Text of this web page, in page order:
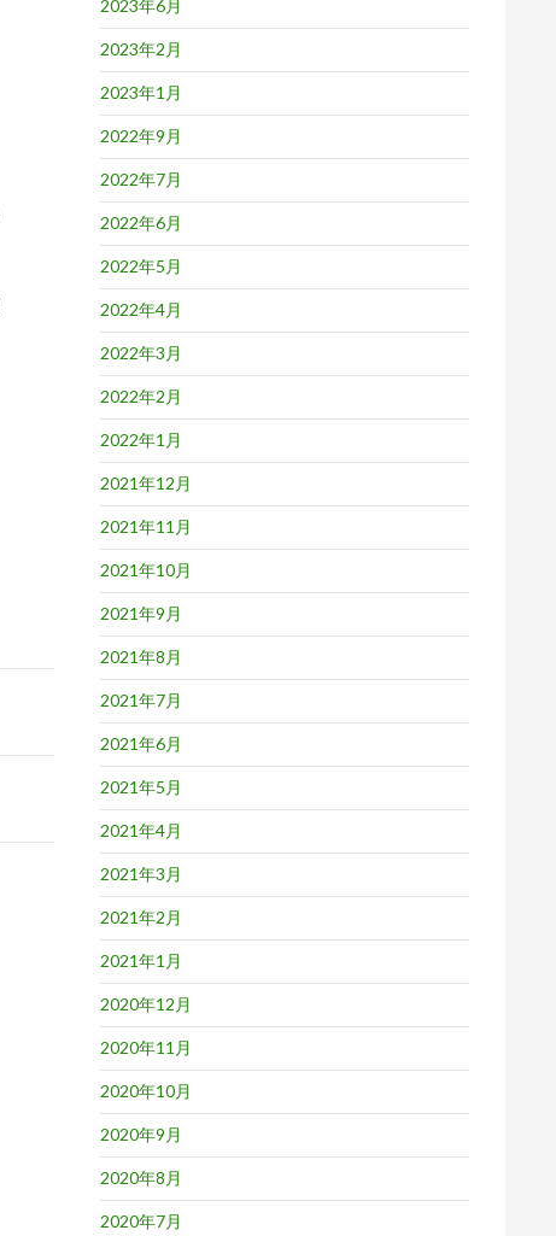
2023年6月
2023年2月
2023年1月
2022年9月
2022年7月
2022年6月
2022年5月
2022年4月
2022年3月
2022年2月
2022年1月
2021年12月
2021年11月
2021年10月
2021年9月
2021年8月
2021年7月
2021年6月
2021年5月
2021年4月
2021年3月
2021年2月
2021年1月
2020年12月
2020年11月
2020年10月
2020年9月
2020年8月
2020年7月